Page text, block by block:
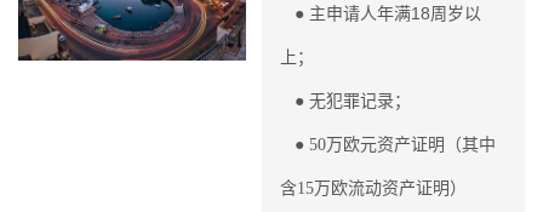
● 主申请人年满18周岁以
上；
● 无犯罪记录；
● 50万欧元资产证明（其中
含15万欧流动资产证明）